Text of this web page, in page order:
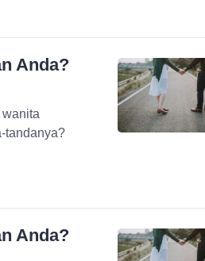
Anda?
tandanya?
Anda?